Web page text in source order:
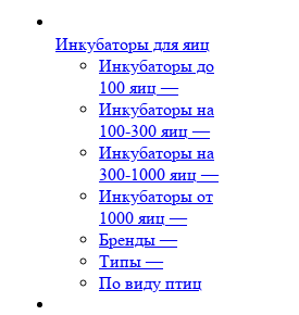
Инкубаторы для яиц
Инкубаторы до
100 яиц —
Инкубаторы на
100-300 яиц —
Инкубаторы на
300-1000 яиц —
Инкубаторы от
1000 яиц —
Бренды —
Типы —
По виду птиц